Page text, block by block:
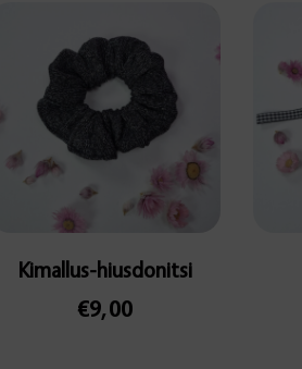
Kimallus-hiusdonitsi
€9,00